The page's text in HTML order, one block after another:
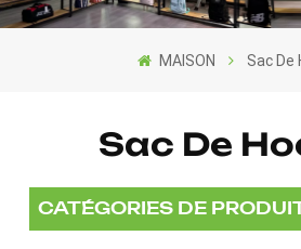
Français
MAISON Sac De
Sac De
CATÉGORIES DE